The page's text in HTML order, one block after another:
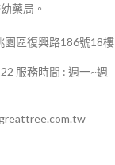
藥局。
園區復興路186號18樓
服務時間 : 週一~週